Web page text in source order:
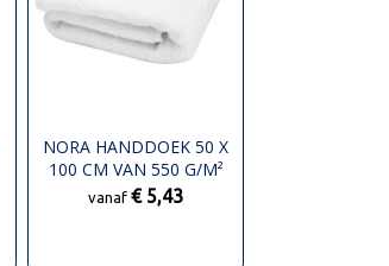
NORA HANDDOEK 50 X
100 CM VAN 550 G/M²
KATOEN
vanaf€ 5,43